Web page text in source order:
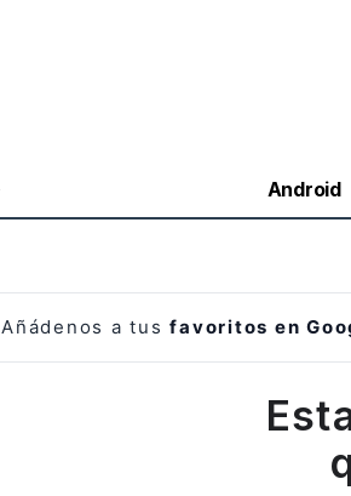
Android
Añádenos a tusfavoritos en